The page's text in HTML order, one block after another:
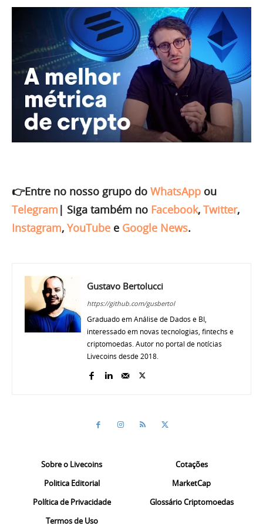
👉Entre no nosso grupo do WhatsApp ou
Telegram | Siga também no Facebook, Twitter,
Instagram, YouTube e Google News.
Gustavo Bertolucci
https://github.com/gusbertol
Graduado em Análise de Dados e BI,
interessado em novas tecnologias, fintechs e
criptomoedas. Autor no portal de notícias
Livecoins desde 2018.
Sobre o Livecoins
Politica Editorial
Política de Privacidade
Termos de Uso
Cotações
MarketCap
Glossário Criptomoedas